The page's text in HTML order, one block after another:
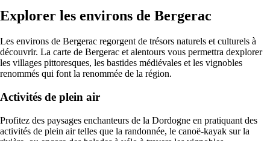
Explorer les environs de Bergerac
Les environs de Bergerac regorgent de trésors naturels et culturels à
découvrir. La carte de Bergerac et alentours vous permettra dexplorer
les villages pittoresques, les bastides médiévales et les vignobles
renommés qui font la renommée de la région.
Activités de plein air
Profitez des paysages enchanteurs de la Dordogne en pratiquant des
activités de plein air telles que la randonnée, le canoë-kayak sur la